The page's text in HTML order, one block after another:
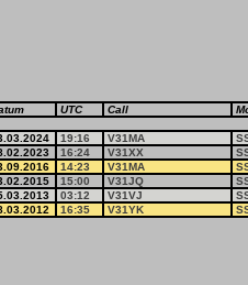
UTC Call
19:16 V31MA
16:24 V31XX
14:23 V31MA
15:00 V31JQ
03:12 V31VJ
16:35 V31YK